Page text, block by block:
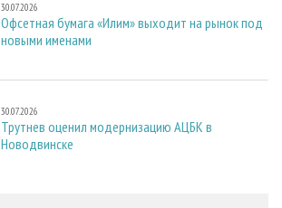
30.07.2026
Офсетная бумага «Илим» выходит на рынок под
новыми именами
30.07.2026
Трутнев оценил модернизацию АЦБК в
Новодвинске